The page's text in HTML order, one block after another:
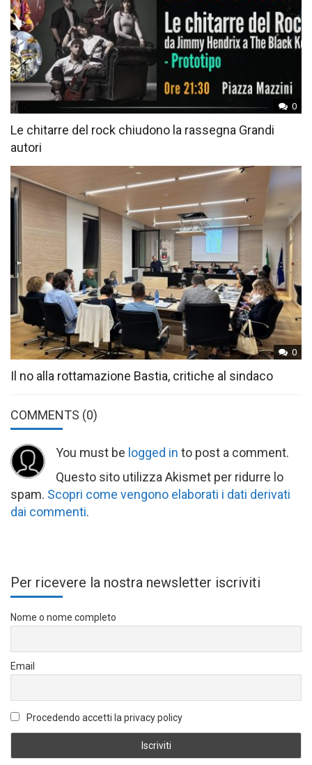
0
Le chitarre del rock chiudono la rassegna Grandi
autori
0
Il no alla rottamazione Bastia, critiche al sindaco
COMMENTS (0)
You must be logged in to post a comment.
Questo sito utilizza Akismet per ridurre lo
spam. Scopri come vengono elaborati i dati derivati
dai commenti.
Per ricevere la nostra newsletter iscriviti
Nome o nome completo
Email
Procedendo accetti la privacy policy